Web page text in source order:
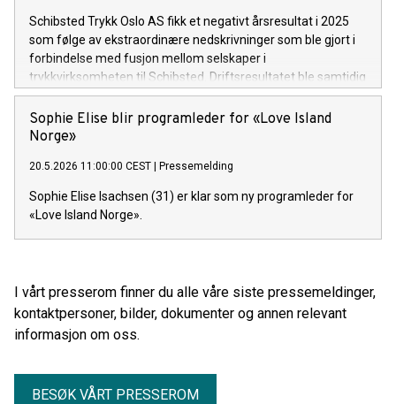
Schibsted Trykk Oslo AS fikk et negativt årsresultat i 2025
som følge av ekstraordinære nedskrivninger som ble gjort i
forbindelse med fusjon mellom selskaper i
trykkvirksomheten til Schibsted. Driftsresultatet ble samtidig
forbedret sammenlignet med året før, og endte på 0,5
millioner kroner. Selskapet har dermed en sunn
underliggende økonomi.
Sophie Elise blir programleder for «Love Island
Norge»
20.5.2026 11:00:00 CEST | Pressemelding
Sophie Elise Isachsen (31) er klar som ny programleder for
«Love Island Norge».
I vårt presserom finner du alle våre siste pressemeldinger,
kontaktpersoner, bilder, dokumenter og annen relevant
informasjon om oss.
BESØK VÅRT PRESSEROM